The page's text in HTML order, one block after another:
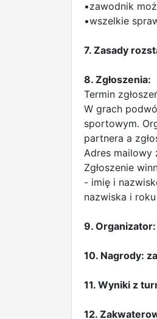
•zawodnik
•wszelkie
7. Zasady
8. Zgłoszenia:
Termin
W grach
sportowym.
partnera a
Adres mailowy
Zgłoszenie
- imię i
nazwiska i
9.
10. Nagrody:
11. Wyniki z
12.